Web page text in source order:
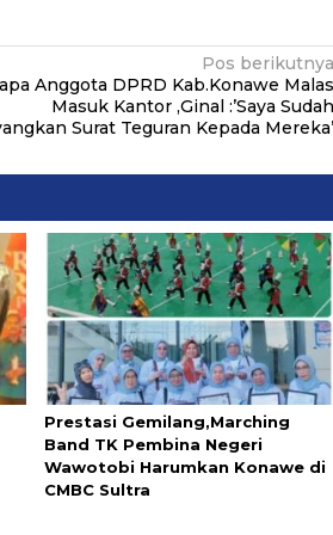
Pos berikutnya
Anggota DPRD Kab.Konawe Malas
Masuk Kantor ,Ginal :’Saya Sudah
Surat Teguran Kepada Mereka’
Prestasi Gemilang,Marching
Band TK Pembina Negeri
Wawotobi Harumkan Konawe di
CMBC Sultra